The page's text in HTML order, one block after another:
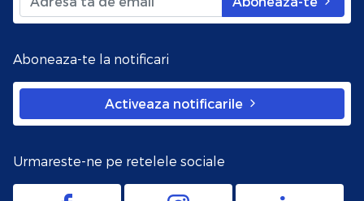
Aboneaza-te la notificari
Activeaza notificarile
Urmareste-ne pe retelele sociale